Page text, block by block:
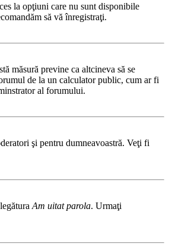
la opţiuni care nu sunt disponibile
să vă înregistraţi.
măsură previne ca altcineva să se
de la un calculator public, cum ar fi
al forumului.
şi pentru dumneavoastră. Veţi fi
Am uitat parola. Urmaţi